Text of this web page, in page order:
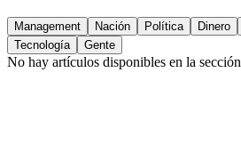
Management Nación Política Dinero
Tecnología
Gente
No hay artículos disponibles en la sección